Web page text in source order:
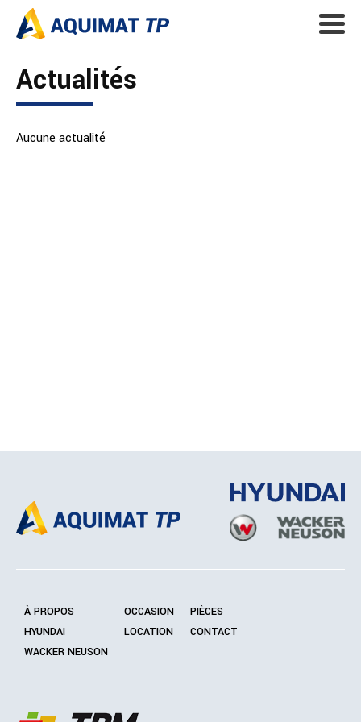
Actualités
Aucune actualité
À PROPOS
HYUNDAI
WACKER NEUSON
OCCASION
LOCATION
PIÈCES
CONTACT